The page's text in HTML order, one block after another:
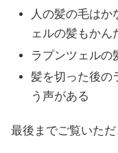
人の髪の毛はか
ェルの髪もかん
ラプンツェルの
髪を切った後の
う声がある
最後までご覧いた